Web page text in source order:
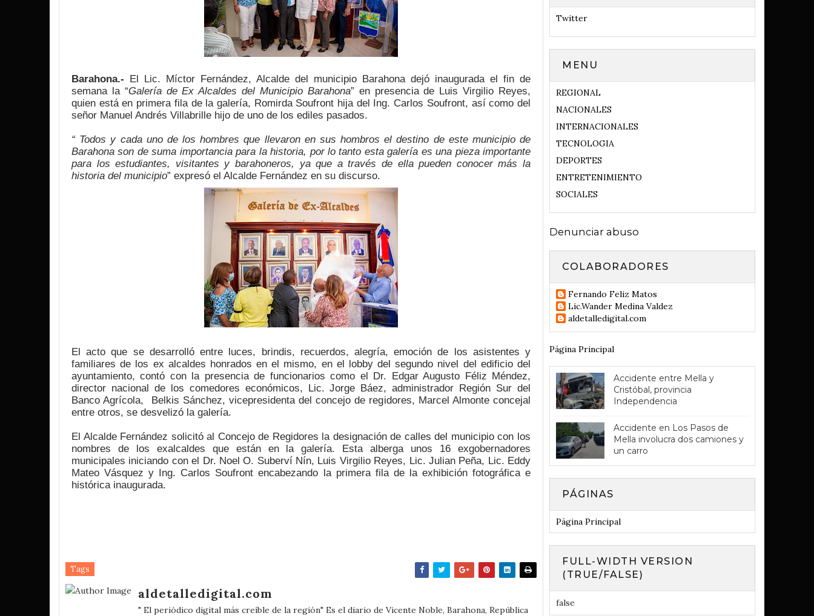
Barahona.- El Lic. Míctor Fernández, Alcalde del municipio Barahona dejó inaugurada el fin de
semana la “Galería de Ex Alcaldes del Municipio Barahona” en presencia de Luis Virgilio Reyes,
quien está en primera fila de la galería, Romirda Soufront hija del Ing. Carlos Soufront, así como del
señor Manuel Andrés Villabrille hijo de uno de los ediles pasados.
“ Todos y cada uno de los hombres que llevaron en sus hombros el destino de este municipio de
Barahona son de suma importancia para la historia, por lo tanto esta galería es una pieza importante
para los estudiantes, visitantes y barahoneros, ya que a través de ella pueden conocer más la
historia del municipio” expresó el Alcalde Fernández en su discurso.
El acto que se desarrolló entre luces, brindis, recuerdos, alegría, emoción de los asistentes y
familiares de los ex alcaldes honrados en el mismo, en el lobby del segundo nivel del edificio del
ayuntamiento, contó con la presencia de funcionarios como el Dr. Edgar Augusto Féliz Méndez,
director nacional de los comedores económicos, Lic. Jorge Báez, administrador Región Sur del
Banco Agrícola,  Belkis Sánchez, vicepresidenta del concejo de regidores, Marcel Almonte concejal
entre otros, se desvelizó la galería.
El Alcalde Fernández solicitó al Concejo de Regidores la designación de calles del municipio con los
nombres de los exalcaldes que están en la galería. Esta alberga unos 16 exgobernadores
municipales iniciando con el Dr. Noel O. Suberví Nín, Luis Virgilio Reyes, Lic. Julian Peña, Lic. Eddy
Mateo Vásquez y Ing. Carlos Soufront encabezando la primera fila de la exhibición fotográfica e
histórica inaugurada.
Tags
aldetalledigital.com
" El periódico digital más creíble de la región" Es el diario de Vicente Noble, Barahona, República
Twitter
MENU
REGIONAL
NACIONALES
INTERNACIONALES
TECNOLOGIA
DEPORTES
ENTRETENIMIENTO
SOCIALES
Denunciar abuso
COLABORADORES
Fernando Feliz Matos
Lic.Wander Medina Valdez
aldetalledigital.com
Página Principal
Accidente entre Mella y
Cristóbal, provincia
Independencia
Accidente en Los Pasos de
Mella involucra dos camiones y
un carro
PÁGINAS
Página Principal
FULL-WIDTH VERSION
(TRUE/FALSE)
false